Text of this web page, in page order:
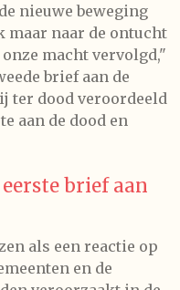
nieuwe beweging
maar naar de ontucht
macht vervolgd,"
brief aan de
ter dood veroordeeld
aan de dood en
brief aan
als een reactie op
en de